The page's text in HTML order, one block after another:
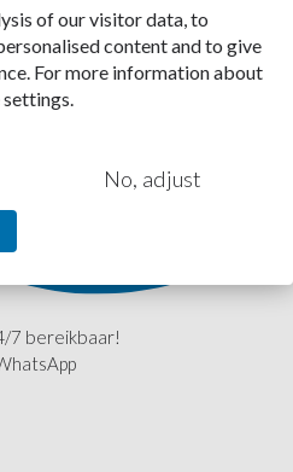
7 bereikbaar!
of our visitor data, to
content and to give
For more information about
settings.
No, adjust